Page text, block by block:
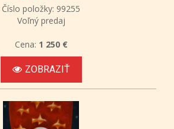
Číslo položky: 99255
Voľný predaj
Cena: 1 250 €
ZOBRAZIŤ